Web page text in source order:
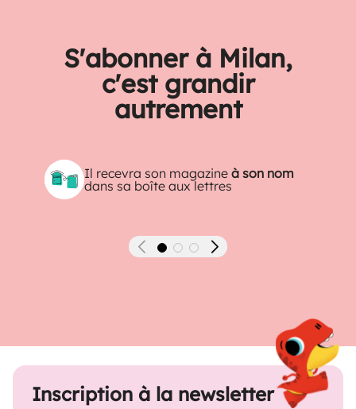
S'abonner à Milan,
c'est grandir
autrement
Il recevra son magazineà son nom
dans sa boîte aux lettres
Précédent Suivant
Inscription à la newsletter